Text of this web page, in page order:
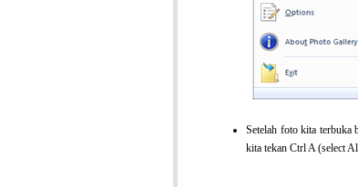
Setelah foto kita terbuka
kita tekan Ctrl A (select